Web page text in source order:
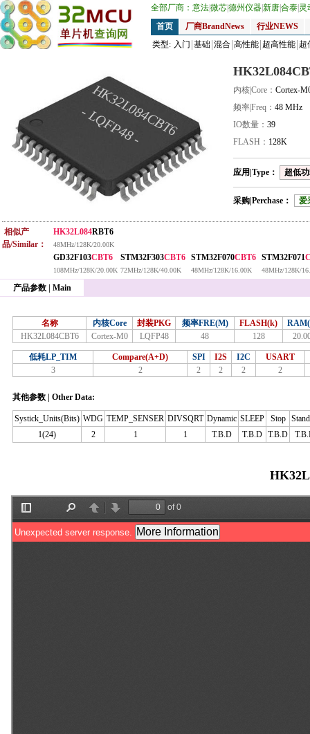
全部厂商： 意法微芯德州仪器新唐合泰 灵
首页
厂商BrandNews
行业NEWS
类型: 入门 基础 混合 高性能 超高性能 超
HK32L084CBT6
- LQFP48 -
内核|Core： Cortex-
频率|Freq： 48 MHz
IO数量： 39
FLASH： 128K
应用|Type： 超低
采购|Perchase： 爱
相似产
品/Similar：
HK32L084RBT6
48MHz/128K/20.00K
GD32F103CBT6
108MHz/128K/20.00K
STM32F303CBT6
72MHz/128K/40.00K
STM32F070CBT6
48MHz/128K/16.00K
STM32F071
48MHz/128K/
产品参数 | Main
名称 内核Core 封装PKG 频率FRE(M) FLASH(k)
HK32L084CBT6
Cortex-M0 LQFP48 48 128
低耗LP_TIM Compare(A+D) SPI I2S I2C
USART
3
2 2 2 2 2
其他参数 | Other Data:
Systick_Units(Bits) WDG TEMP_SENSER DIVSQRT Dynamic SLEEP Stop
1(24)
2 1 1 T.B.D T.B.D T.B.D